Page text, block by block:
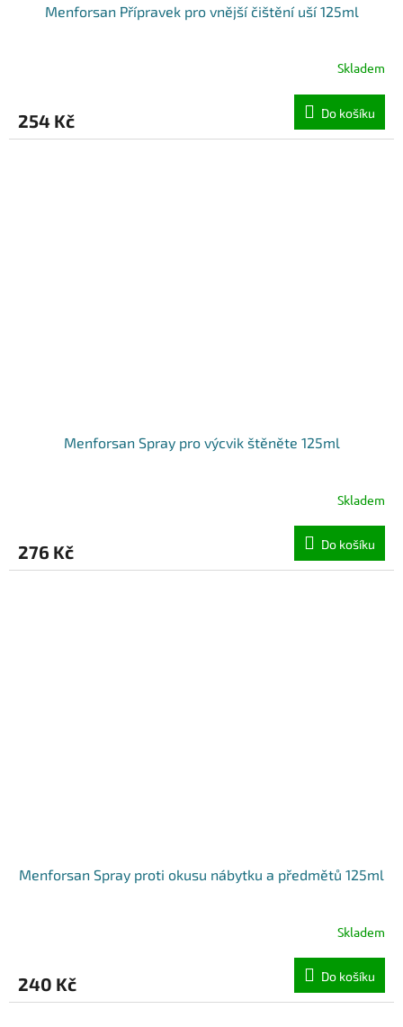
Menforsan Přípravek pro vnější čištění uší 125ml
Skladem
254 Kč Do košíku
Menforsan Spray pro výcvik štěněte 125ml
Skladem
276 Kč Do košíku
Menforsan Spray proti okusu nábytku a předmětů 125ml
Skladem
240 Kč Do košíku